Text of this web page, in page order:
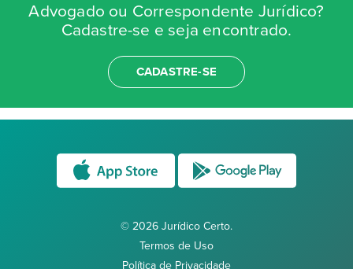
Advogado ou Correspondente Jurídico?
Cadastre-se e seja encontrado.
CADASTRE-SE
© 2026 Jurídico Certo.
Termos de Uso
Política de Privacidade